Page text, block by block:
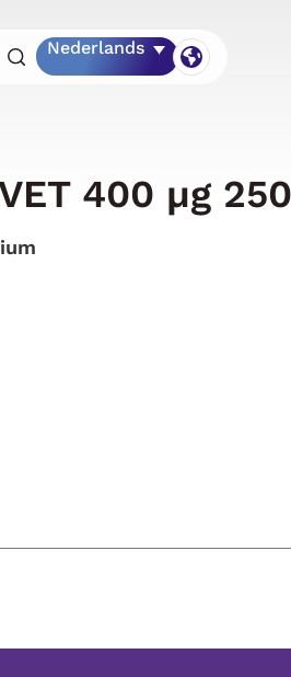
Nederlands
400 µg